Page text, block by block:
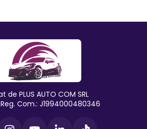
de PLUS AUTO COM SRL
Com.: J1994000480346